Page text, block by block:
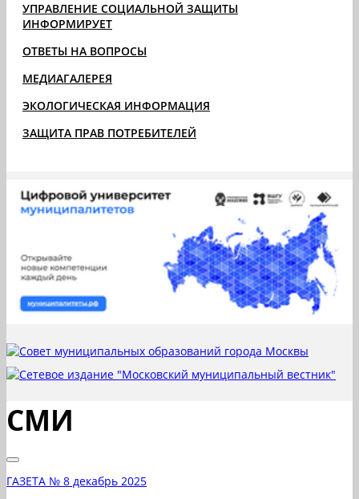
УПРАВЛЕНИЕ СОЦИАЛЬНОЙ ЗАЩИТЫ
ИНФОРМИРУЕТ
ОТВЕТЫ НА ВОПРОСЫ
МЕДИАГАЛЕРЕЯ
ЭКОЛОГИЧЕСКАЯ ИНФОРМАЦИЯ
ЗАЩИТА ПРАВ ПОТРЕБИТЕЛЕЙ
СМИ
ГАЗЕТА № 8 декабрь 2025